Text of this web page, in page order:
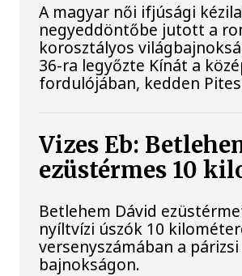
A magyar női ifjúsági
negyeddöntőbe jutott a
korosztályos
36-ra legyőzte Kínát a
fordulójában, kedden
Vizes Eb:
ezüstérmes 10
Betlehem Dávid
nyíltvízi úszók 10
versenyszámában a
bajnokságon.